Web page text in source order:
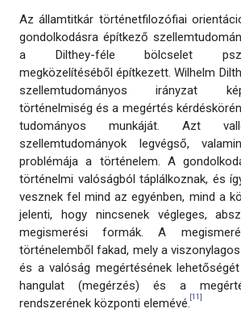
Az államtitkár történetfilozófiai
gondolkodásra építkező
a Dilthey-féle bölcselet
megközelítéséből építkezett. Wilhelm
szellemtudományos irányzat
történelmiség és a megértés
tudományos munkáját. Azt
szellemtudományok legvégső,
problémája a történelem. A
történelmi valóságból táplálkoznak, és
vesznek fel mind az egyénben, mind a
jelenti, hogy nincsenek végleges,
megismerési formák. A
történelemből fakad, mely a
és a valóság megértésének
hangulat (megérzés) és a
rendszerének központi elemévé. [11]